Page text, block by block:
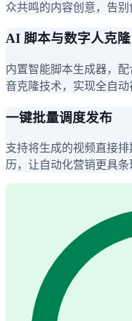
众共鸣的内容创意，告别
AI 脚本与数字人克隆
内置智能脚本生成器，
音克隆技术，实现全自动
一键批量调度发布
支持将生成的视频直接
历，让自动化营销更具条